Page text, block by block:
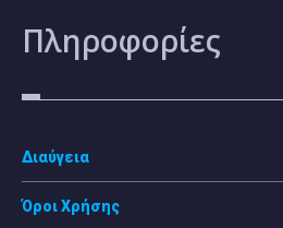
Πληροφορίες
Διαύγεια
Όροι Χρήσης